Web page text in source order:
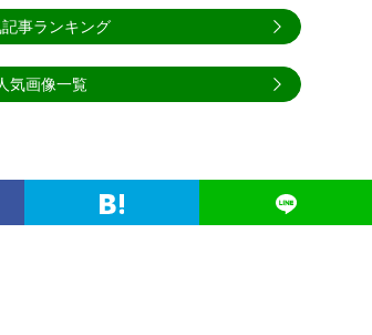
記事ランキング
気画像一覧